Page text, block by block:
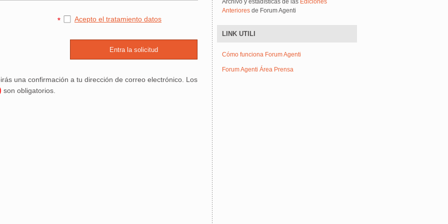
Acepto el tratamiento datos
una confirmación a tu dirección de correo electrónico. Los
son obligatorios.
Archivo y estadísticas de las Ediciones
Anteriores de Forum Agenti
LINK UTILI
Cómo funciona Forum Agenti
Forum Agenti Área Prensa